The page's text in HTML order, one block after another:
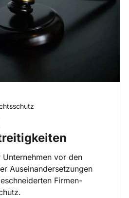
Unternehmen vor den
Auseinandersetzungen
Firmen-